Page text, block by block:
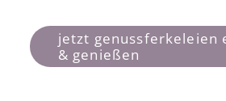
jetzt genussferkeleien
& genießen